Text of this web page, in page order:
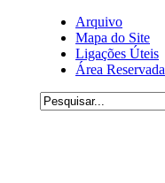
Arquivo
Mapa do Site
Ligações Úteis
Área Reservada